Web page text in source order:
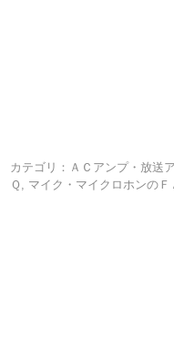
カテゴリ： ＡＣアンプ・放送
Ｑ
マイク・マイクロホンのＦ